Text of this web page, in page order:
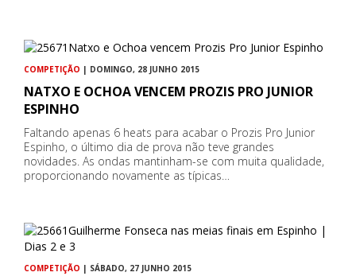
COMPETIÇÃO | DOMINGO, 28 JUNHO 2015
NATXO E OCHOA VENCEM PROZIS PRO JUNIOR
ESPINHO
Faltando apenas 6 heats para acabar o Prozis Pro Junior
Espinho, o último dia de prova não teve grandes
novidades. As ondas mantinham-se com muita qualidade,
proporcionando novamente as típicas…
COMPETIÇÃO | SÁBADO, 27 JUNHO 2015